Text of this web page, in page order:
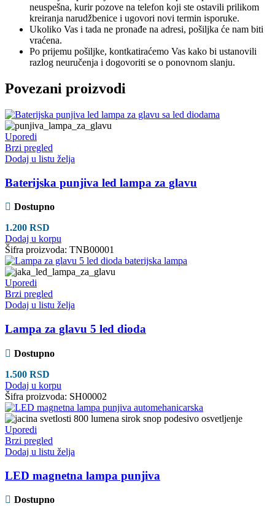
neuspešna, kurir pozove na telefon koji ste ostavili prilikom
kreiranja narudžbenice i ugovori novi termin isporuke.
Ukoliko Vas i tada ne pronađe na adresi, pošiljka će nam biti
vraćena.
Po prijemu pošiljke, kontkatiraćemo Vas kako bi ustanovili
razlog neuručenja i dogovoriti se o ponovnom slanju.
Povezani proizvodi
Uporedi
Brzi pregled
Dodaj u listu želja
Baterijska punjiva led lampa za glavu
Dostupno
1.200 RSD
Dodaj u korpu
Šifra proizvoda: TNB00001
Uporedi
Brzi pregled
Dodaj u listu želja
Lampa za glavu 5 led dioda
Dostupno
1.500 RSD
Dodaj u korpu
Šifra proizvoda: SH00002
Uporedi
Brzi pregled
Dodaj u listu želja
LED magnetna lampa punjiva
Dostupno